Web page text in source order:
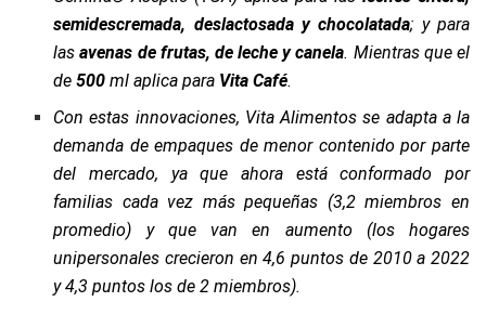
semidescremada, deslactosada y chocolatada; y para
lasavenas de frutas, de leche y canela. Mientras que el
de500 ml aplica para Vita Café.
Con estas innovaciones, Vita Alimentos se adapta a la
demanda de empaques de menor contenido por parte
del mercado, ya que ahora está conformado por
familias cada vez más pequeñas (3,2 miembros en
promedio) y que van en aumento (los hogares
unipersonales crecieron en 4,6 puntos de 2010 a 2022
y 4,3 puntos los de 2 miembros).